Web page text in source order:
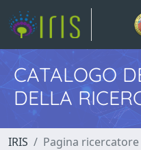
CATALOGO
DELLA
IRIS Pagina ricercatore